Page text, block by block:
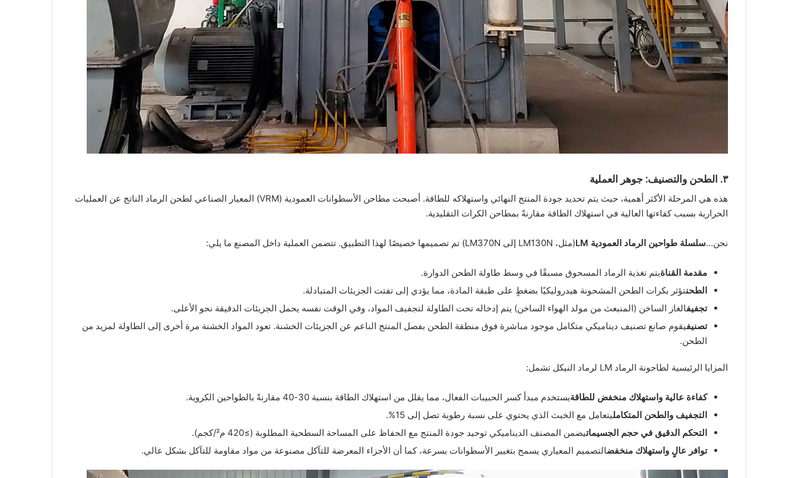
٣. الطحن والتصنيف: جوهر العملية
هذه هي المرحلة الأكثر أهمية، حيث يتم تحديد جودة المنتج النهائي واستهلاكه للطاقة. أصبحت مطاحن الأسطوانات العمودية (VRM) المعيار الصناعي لطحن الرماد الناتج عن العمليات
الحرارية بسبب كفاءتها العالية في استهلاك الطاقة مقارنةً بمطاحن الكرات التقليدية.
نحن…سلسلة طواحين الرماد العمودية LM (مثل، LM130N إلى LM370N) تم تصميمها خصيصًا لهذا التطبيق. تتضمن العملية داخل المصنع ما يلي:
مقدمة القناةيتم تغذية الرماد المسحوق مسبقًا في وسط طاولة الطحن الدوارة.
الطحنتؤثر بكرات الطحن المشحونة هيدروليكيًا بضغطٍ على طبقة المادة، مما يؤدي إلى تفتت الجزيئات المتبادلة.
تجفيفالغاز الساخن (المنبعث من مولد الهواء الساخن) يتم إدخاله تحت الطاولة لتجفيف المواد، وفي الوقت نفسه يحمل الجزيئات الدقيقة نحو الأعلى.
تصنيفيقوم صانع تصنيف ديناميكي متكامل موجود مباشرة فوق منطقة الطحن بفصل المنتج الناعم عن الجزيئات الخشنة. تعود المواد الخشنة مرة أخرى إلى الطاولة لمزيد من
الطحن.
المزايا الرئيسية لطاحونة الرماد LM لرماد النيكل تشمل:
كفاءة عالية واستهلاك منخفض للطاقةيستخدم مبدأ كسر الحبيبات الفعال، مما يقلل من استهلاك الطاقة بنسبة 30-40 مقارنةً بالطواحين الكروية.
التجفيف والطحن المتكامليتعامل مع الخبث الذي يحتوي على نسبة رطوبة تصل إلى 15%.
التحكم الدقيق في حجم الجسيماتيضمن المصنف الديناميكي توحيد جودة المنتج مع الحفاظ على المساحة السطحية المطلوبة (≥420 م²/كجم).
توافر عالٍ واستهلاك منخفضالتصميم المعياري يسمح بتغيير الأسطوانات بسرعة، كما أن الأجزاء المعرضة للتآكل مصنوعة من مواد مقاومة للتآكل بشكل عالي.